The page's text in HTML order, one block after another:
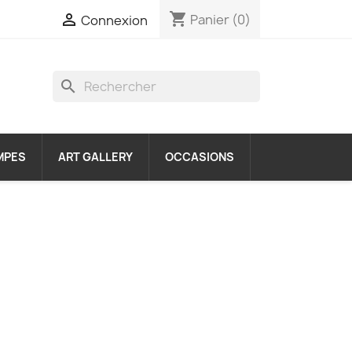
 Connexion shopping_cart Panier (0)
search
ART GALLERY OCCASIONS